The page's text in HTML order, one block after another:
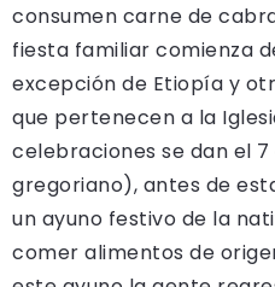
consumen carne de
fiesta familiar comienza
excepción de Etiopía y
que pertenecen a la
celebraciones se dan el
gregoriano), antes de
un ayuno festivo de la
comer alimentos de